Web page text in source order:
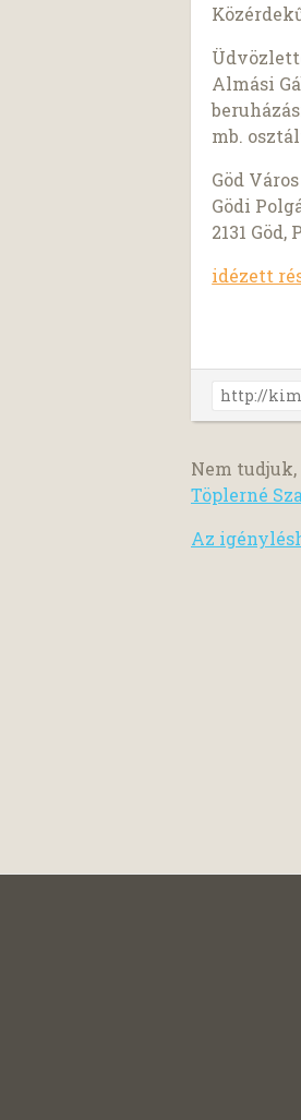
Almási
mb.
Göd
Gödi
2131 Göd,
idézett
Nem
Töplerné
Az